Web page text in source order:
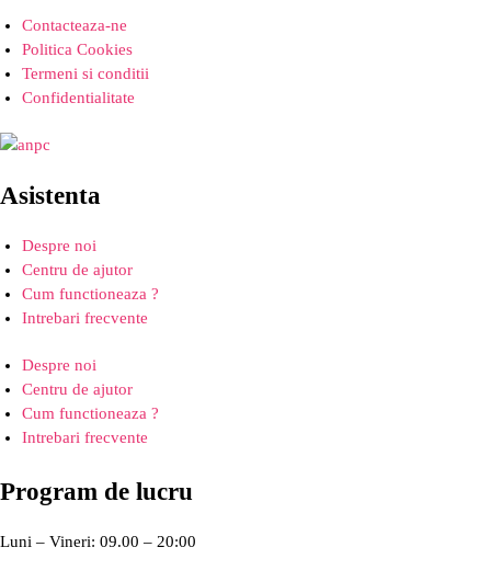
Contacteaza-ne
Politica Cookies
Termeni si conditii
Confidentialitate
Asistenta
Despre noi
Centru de ajutor
Cum functioneaza ?
Intrebari frecvente
Despre noi
Centru de ajutor
Cum functioneaza ?
Intrebari frecvente
Program de lucru
Luni – Vineri: 09.00 – 20:00